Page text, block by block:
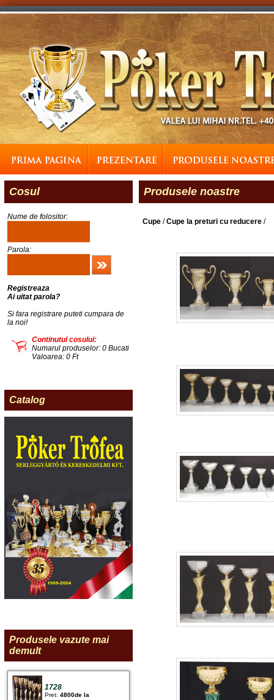
Cosul
Nume de folositor:
Parola:
Registreaza
Ai uitat parola?
Si fara registrare puteti cumpara de
la noi!
Continutul cosului:
Numarul produselor: 0 Bucati
Valoarea: 0 Ft
Catalog
Produsele vazute mai
demult
1728
Pret: 4800de la
Produsele noastre
Cupe /Cupe la preturi cu reducere /